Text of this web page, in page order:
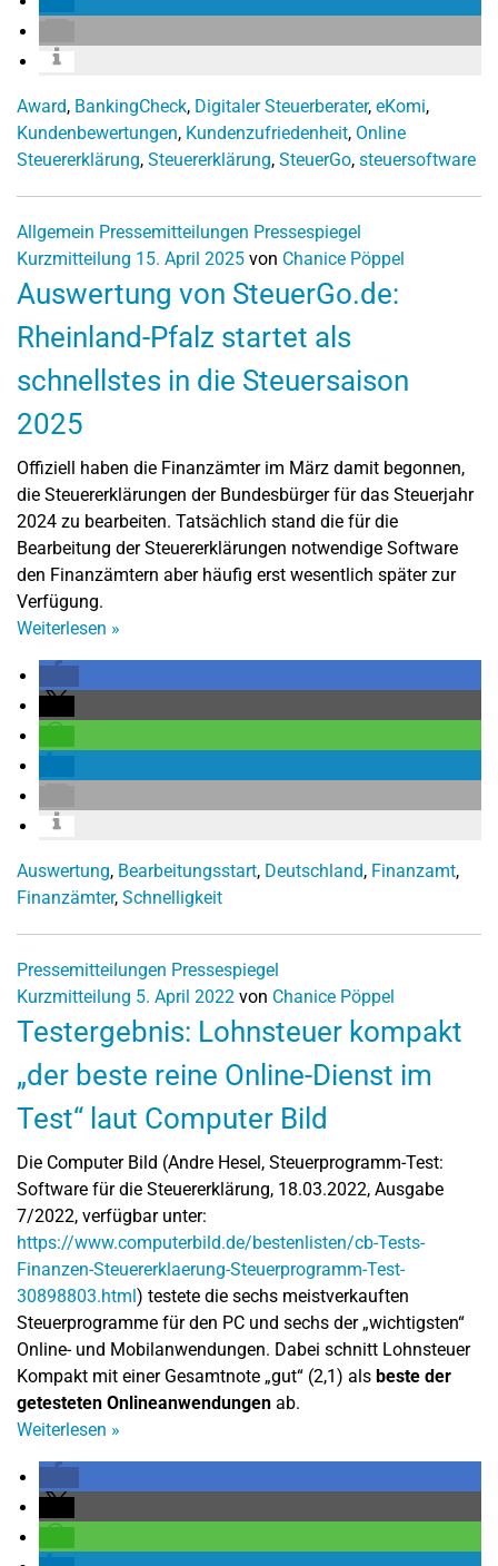
Award, BankingCheck, Digitaler Steuerberater, eKomi,
Kundenbewertungen, Kundenzufriedenheit, Online
Steuererklärung, Steuererklärung, SteuerGo, steuersoftware
Allgemein Pressemitteilungen Pressespiegel
Kurzmitteilung 15. April 2025 von Chanice Pöppel
Auswertung von SteuerGo.de:
Rheinland-Pfalz startet als
schnellstes in die Steuersaison
2025
Offiziell haben die Finanzämter im März damit begonnen,
die Steuererklärungen der Bundesbürger für das Steuerjahr
2024 zu bearbeiten. Tatsächlich stand die für die
Bearbeitung der Steuererklärungen notwendige Software
den Finanzämtern aber häufig erst wesentlich später zur
Verfügung.
Weiterlesen »
Auswertung, Bearbeitungsstart, Deutschland, Finanzamt,
Finanzämter, Schnelligkeit
Pressemitteilungen Pressespiegel
Kurzmitteilung 5. April 2022 von Chanice Pöppel
Testergebnis: Lohnsteuer kompakt
„der beste reine Online-Dienst im
Test“ laut Computer Bild
Die Computer Bild (Andre Hesel, Steuerprogramm-Test:
Software für die Steuererklärung, 18.03.2022, Ausgabe
7/2022, verfügbar unter:
https://www.computerbild.de/bestenlisten/cb-Tests-
Finanzen-Steuererklaerung-Steuerprogramm-Test-
30898803.html) testete die sechs meistverkauften
Steuerprogramme für den PC und sechs der „wichtigsten“
Online- und Mobilanwendungen. Dabei schnitt Lohnsteuer
Kompakt mit einer Gesamtnote „gut“ (2,1) als beste der
getesteten Onlineanwendungen ab.
Weiterlesen »